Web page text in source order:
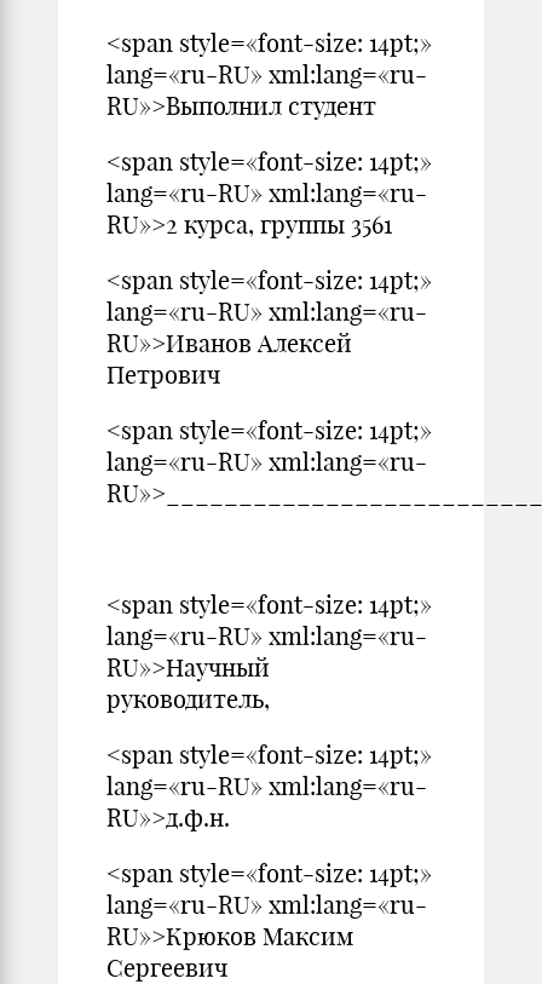
<span style=«font-size: 14pt;»
lang=«ru-RU» xml:lang=«ru-
RU»>Выполнил студент
<span style=«font-size: 14pt;»
lang=«ru-RU» xml:lang=«ru-
RU»>2 курса, группы 3561
<span style=«font-size: 14pt;»
lang=«ru-RU» xml:lang=«ru-
RU»>Иванов Алексей
Петрович
<span style=«font-size: 14pt;»
lang=«ru-RU» xml:lang=«ru-
<span style=«font-size: 14pt;»
lang=«ru-RU» xml:lang=«ru-
RU»>Научный
руководитель,
<span style=«font-size: 14pt;»
lang=«ru-RU» xml:lang=«ru-
RU»>д.ф.н.
<span style=«font-size: 14pt;»
lang=«ru-RU» xml:lang=«ru-
RU»>Крюков Максим
Сергеевич